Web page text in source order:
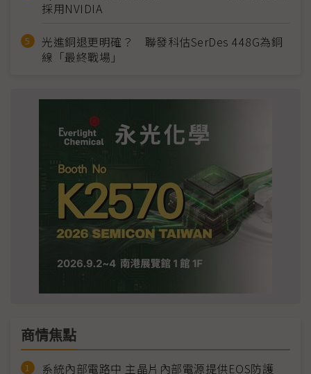
採用NVIDIA
光進銅退更明確？ 聯發科估SerDes 448G為銅
線「最終戰場」
商情焦點
系統內部電路中 主晶片內部電源提供EOS防護